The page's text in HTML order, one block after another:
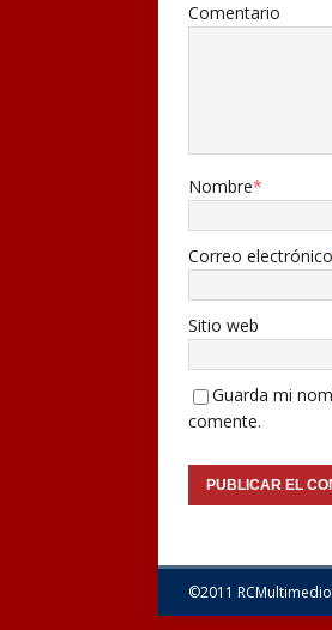
Comentario
Nombre*
Correo electrónico
Sitio web
Guarda mi
comente.
©2011